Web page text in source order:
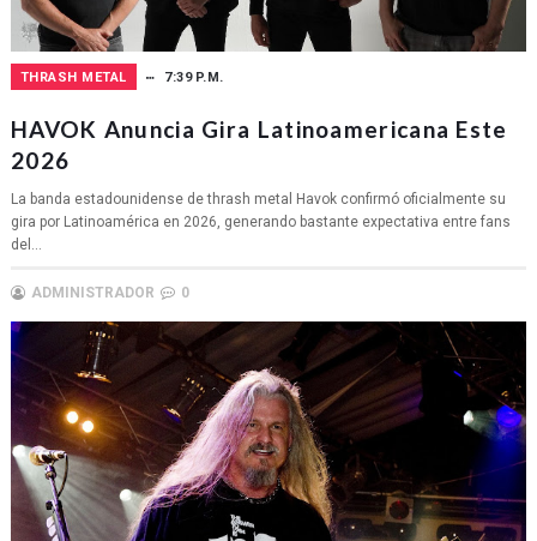
THRASH METAL 7:39 P.M.
HAVOK Anuncia Gira Latinoamericana Este
2026
La banda estadounidense de thrash metal Havok confirmó oficialmente su
gira por Latinoamérica en 2026, generando bastante expectativa entre fans
del...
ADMINISTRADOR 0